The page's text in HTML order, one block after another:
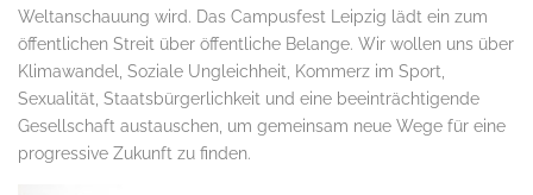
Weltanschauung wird. Das Campusfest Leipzig lädt ein zum
öffentlichen Streit über öffentliche Belange. Wir wollen uns über
Klimawandel, Soziale Ungleichheit, Kommerz im Sport,
Sexualität, Staatsbürgerlichkeit und eine beeinträchtigende
Gesellschaft austauschen, um gemeinsam neue Wege für eine
progressive Zukunft zu finden.